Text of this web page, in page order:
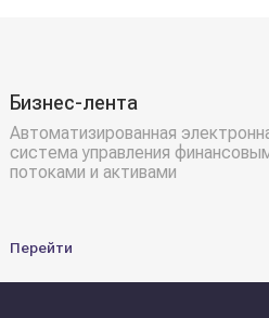
Бизнес-лента
Автоматизированная
система управления
потоками и активами
Перейти